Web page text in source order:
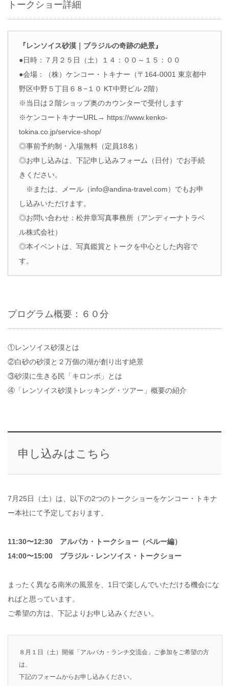
トークショー詳細
『レンソイス砂漠｜ブラジルの奇跡の絶景』
●日時：７月２５日（土）１４：００～１５：００
●会場：（株）ケンコー・トキナー（〒164-0001 東京都中
野区中野５丁目６８−１０ KT中野ビル 2階）
※当日は２階ショップ奥のカウンターで受付します
※ケンコートキナーURL→ https://www.kenko-
tokina.co.jp/service-shop/
◎事前予約制・入場無料（定員18名）
◎お申し込みは、下記申し込みフォーム（日付）でお手続
きください。
※または、メール（info@andina-travel.com）でもお申
し込みいただけます。
◎お問い合わせ：松井章写真事務所（アンディーナトラベ
ル株式会社）
◎本イベントは、写真鑑賞とトークを中心とした内容で
す。
プログラム概要：６０分
①レンソイス砂漠とは
②白砂の砂漠と２万個の湖が創り出す絶景
③砂漠に生きる民「キロンボ」とは
④「レンソイス砂漠トレッキング・ツアー」概要の紹介
申し込みはこちら
7月25日（土）は、以下の2つのトークショーをケンコー・トキナ
ー本社にて予定しております。
11:30〜12:30 アルパカ・トークショー（ペルー編）
14:00〜15:00 ブラジル・レンソイス・トークショー
まったく異なる南米の風景を、1日で楽しんでいただける機会にな
ればと思っています。
ご希望の方は、下記よりお申し込みください。
８月１日（土）開催「アルパカ・ランチ交流会」ご参加をご希望の方
は、
下記のフォームからお申し込みください。